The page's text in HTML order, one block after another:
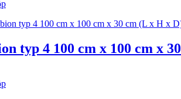
typ 4 100 cm x 100 cm x